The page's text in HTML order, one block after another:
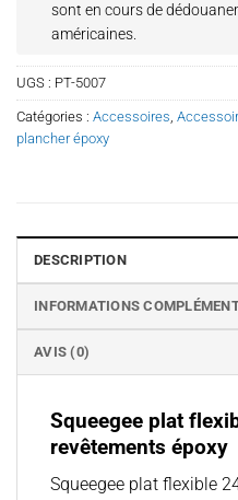
sont en cours de
américaines.
UGS : PT-5007
Catégories : Accessoires,
plancher époxy
DESCRIPTION
INFORMATIONS
AVIS (0)
Squeegee plat
revêtements époxy
Squeegee plat flexible